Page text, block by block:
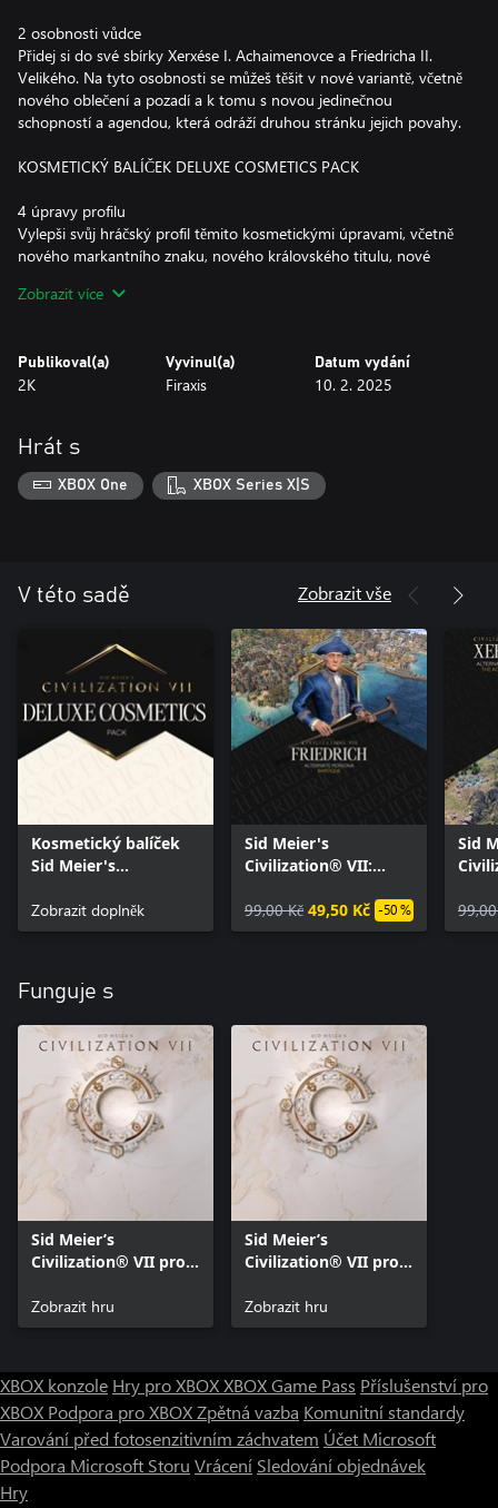
2 osobnosti vůdce
Přidej si do své sbírky Xerxése I. Achaimenovce a Friedricha II.
Velikého. Na tyto osobnosti se můžeš těšit v nové variantě, včetně
nového oblečení a pozadí a k tomu s novou jedinečnou
schopností a agendou, která odráží druhou stránku jejich povahy.
KOSMETICKÝ BALÍČEK DELUXE COSMETICS PACK
4 úpravy profilu
Vylepši svůj hráčský profil těmito kosmetickými úpravami, včetně
nového markantního znaku, nového královského titulu, nové
budeš lišit od ostatních hráčů!
Dodej své průzkumné jednotce zbrusu nový vzhled díky tomuto
elegantnímu outfitu!
Zobrazit více
Publikoval(a)
2K
Vyvinul(a)
Firaxis
Datum vydání
10. 2. 2025
Hrát s
XBOX One XBOX Series X|S
V této sadě Zobrazit vše
Kosmetický balíček
Sid Meier's
Deluxe Cosmetics
Pack
Zobrazit doplněk
Sid Meier's
Civilization® VII:
II. Velikého
99,00 Kč 49,50 Kč -50 %
Sid
Funguje s
Sid Meier’s
Civilization® VII pro
Zobrazit hru
Sid Meier’s
Civilization® VII pro
Zobrazit hru
XBOX konzole Hry pro XBOXXBOX Game Pass Příslušenství pro
XBOX Podpora pro XBOXZpětná vazba Komunitní standardy
Varování před fotosenzitivním záchvatem Účet Microsoft
Podpora Microsoft Storu Vrácení Sledování objednávek
Hry